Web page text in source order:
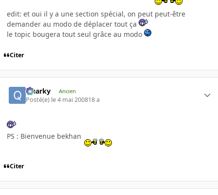
edit: et oui il y a une section spécial, on peut peut-être
demander au modo de déplacer tout ça
le topic bougera tout seul grâce au modo
Citer
Quarky Ancien
Posté(e) le 4 mai 200818 a
PS : Bienvenue bekhan
Citer